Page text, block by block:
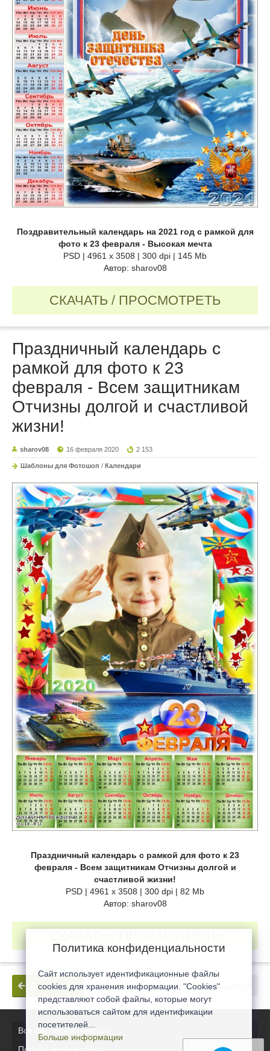
Поздравительный календарь на 2021 год с рамкой для
фото к 23 февраля - Высокая мечта
PSD | 4961 х 3508 | 300 dpi | 145 Mb
Автор: sharov08
СКАЧАТЬ / ПРОСМОТРЕТЬ
Праздничный календарь с
рамкой для фото к 23
февраля - Всем защитникам
Отчизны долгой и счастливой
жизни!
sharov08 16 февраля 2020 2 153
Шаблоны для Фотошоп / Календари
Праздничный календарь с рамкой для фото к 23
февраля - Всем защитникам Отчизны долгой и
счастливой жизни!
PSD | 4961 х 3508 | 300 dpi | 82 Mb
Автор: sharov08
В будущее
В прошлое
Все последние новости
Политика конфиденциальности
Сайт использует идентификационные файлы
cookies для хранения информации. "Cookies"
представляют собой файлы, которые могут
использоваться сайтом для идентификации
посетителей...
Больше информации